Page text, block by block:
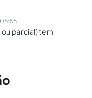
parcial) tem